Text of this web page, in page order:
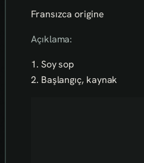
Fransızca origine
Açıklama:
1. Soy sop
2. Başlangıç, kaynak